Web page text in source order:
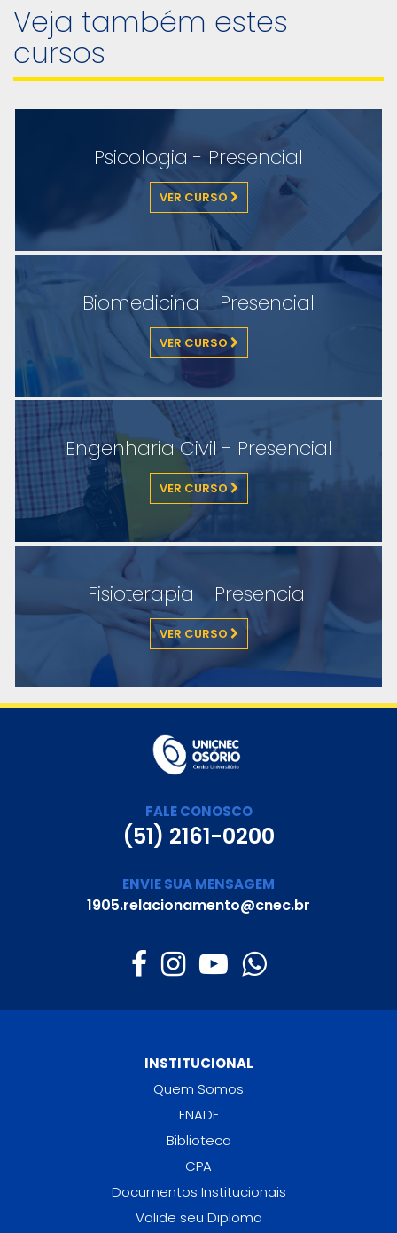
Veja também estes
cursos
Psicologia - Presencial
VER CURSO
Biomedicina - Presencial
VER CURSO
Engenharia Civil - Presencial
VER CURSO
Fisioterapia - Presencial
VER CURSO
FALE CONOSCO
(51) 2161-0200
ENVIE SUA MENSAGEM
1905.relacionamento@cnec.br
INSTITUCIONAL
Quem Somos
ENADE
Biblioteca
CPA
Documentos Institucionais
Valide seu Diploma